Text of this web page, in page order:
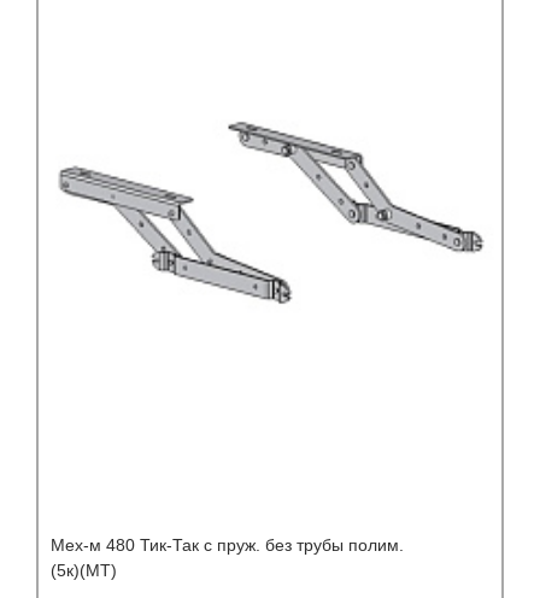
Мех-м 480 Тик-Так с пруж. без трубы полим.
(5к)(МТ)